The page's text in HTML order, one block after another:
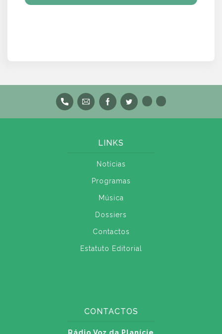
LINKS
Notícias
Programas
Música
Dossiers
Contactos
Estatuto Editorial
CONTACTOS